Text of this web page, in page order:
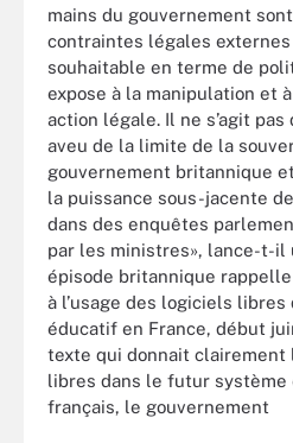
mains du gouvernement
contraintes légales
souhaitable en terme de
expose à la manipulation et
action légale. Il ne s’agit pas
aveu de la limite de la
gouvernement britannique
la puissance sous-jacente
dans des enquêtes
par les ministres», lance-t-il
épisode britannique
à l’usage des logiciels
éducatif en France, début
texte qui donnait clairement
libres dans le futur système
français, le gouvernement